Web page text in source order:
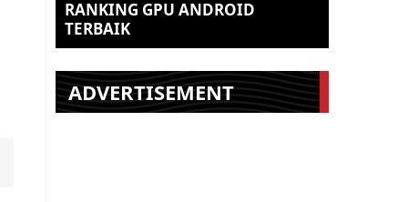
RANKING GPU ANDROID
TERBAIK
ADVERTISEMENT